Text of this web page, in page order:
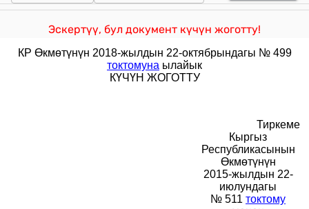
Эскертүү, бул документ күчүн жоготту!